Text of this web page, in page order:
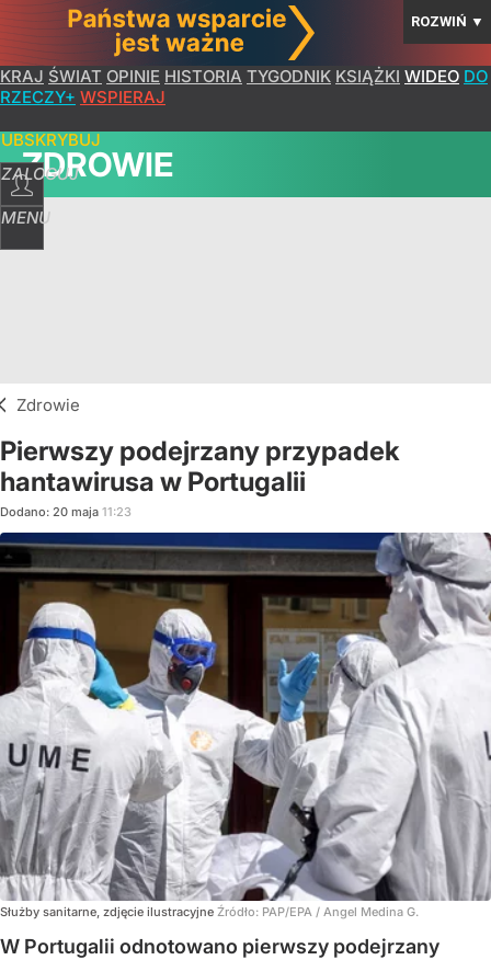
ROZWIŃ ▼
KRAJ ŚWIAT OPINIE HISTORIA TYGODNIK KSIĄŻKI WIDEO DO
RZECZY+ WSPIERAJ
ZALOGUJ
MENU
ZDROWIE
Zdrowie
Pierwszy podejrzany przypadek
hantawirusa w Portugalii
Dodano: 20 maja 11:23
Służby sanitarne, zdjęcie ilustracyjne Źródło: PAP/EPA / Angel Medina G.
W Portugalii odnotowano pierwszy podejrzany